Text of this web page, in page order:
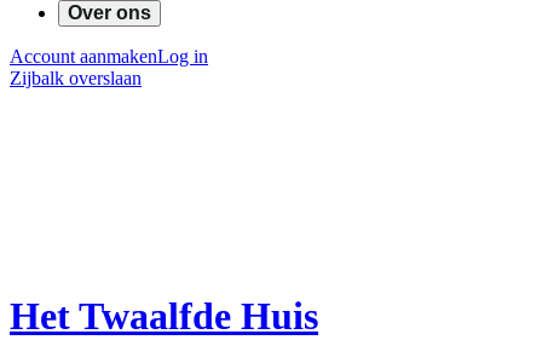
Over ons
Account aanmakenLog in
Zijbalk overslaan
Het Twaalfde Huis